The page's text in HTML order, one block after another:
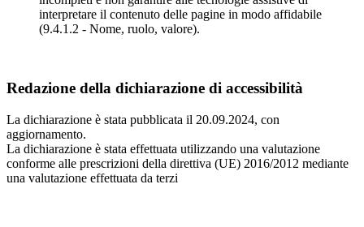
interpretare il contenuto delle pagine in modo affidabile
(9.4.1.2 - Nome, ruolo, valore).
Redazione della dichiarazione di accessibilità
La dichiarazione è stata pubblicata il 20.09.2024, con
aggiornamento.
La dichiarazione è stata effettuata utilizzando una valutazione
conforme alle prescrizioni della direttiva (UE) 2016/2012 mediante
una valutazione effettuata da terzi